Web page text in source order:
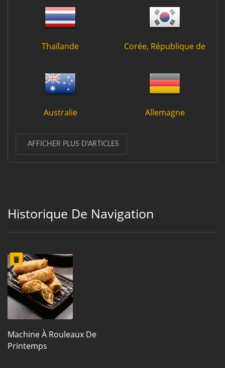
Thaïlande Corée, République de
Australie Allemagne
AFFICHER PLUS D'ARTICLES
Historique De Navigation
Machine À Rouleaux De
Printemps